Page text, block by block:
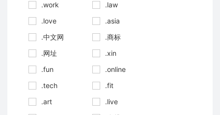
.work
.law
.love
.asia
.中文网
.商标
.网址
.xin
.fun
.online
.tech
.fit
.art
.live